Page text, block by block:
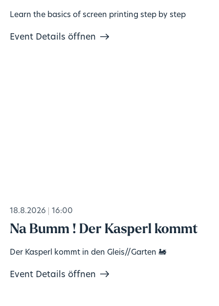
Learn the basics of screen printing step by step
Event Details öffnen
18.8.2026 16:00
Na Bumm ! Der Kasperl kommt
Der Kasperl kommt in den Gleis//Garten 🚂
Event Details öffnen